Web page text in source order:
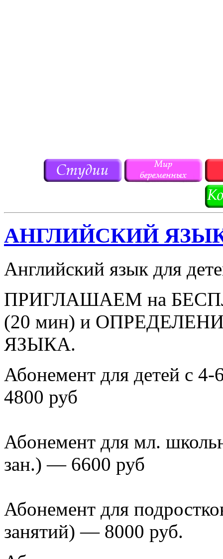
АНГЛИЙСКИЙ ЯЗЫК
Английский язык для
ПРИГЛАШАЕМ на
(20 мин) и
ЯЗЫКА.
Абонемент для детей с
4800 руб
Абонемент для мл.
зан.) — 6600 руб
Абонемент для
занятий) — 8000 руб.